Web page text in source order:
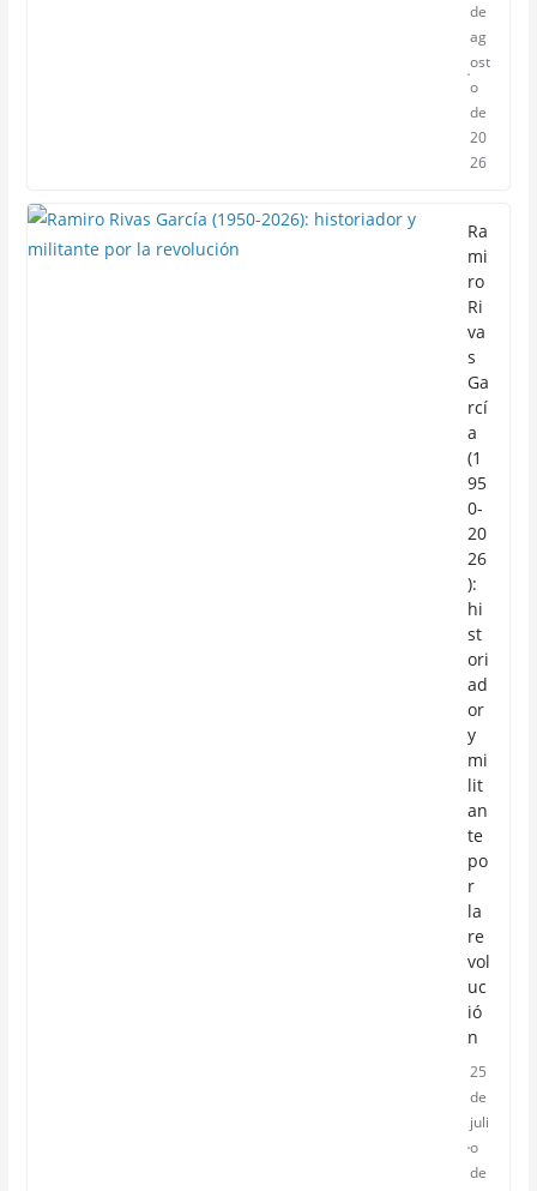
de
ag
ost
o
de
20
26
Ra
mi
ro
Ri
va
s
Ga
rcí
a
(1
95
0-
20
26
):
hi
st
ori
ad
or
y
mi
lit
an
te
po
r
la
re
vol
uc
ió
n
25
de
juli
o
de